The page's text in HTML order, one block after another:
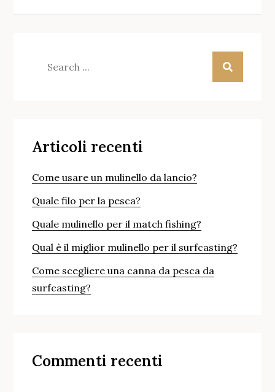
Articoli recenti
Come usare un mulinello da lancio?
Quale filo per la pesca?
Quale mulinello per il match fishing?
Qual è il miglior mulinello per il surfcasting?
Come scegliere una canna da pesca da
surfcasting?
Commenti recenti